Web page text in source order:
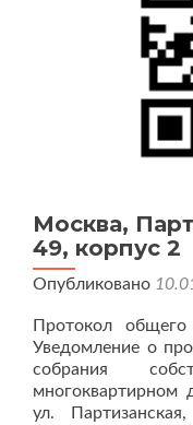
Москва,
49, корпус 2
Опубликовано
Протокол
Уведомление о
собрания
многоквартирном
ул.